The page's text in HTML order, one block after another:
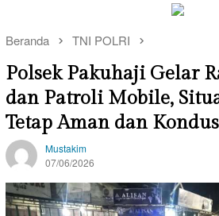
Beranda TNI POLRI
Polsek Pakuhaji Gelar
dan Patroli Mobile,
Tetap Aman dan
Mustakim
07/06/2026